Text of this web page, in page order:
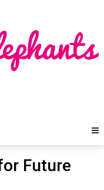
Future